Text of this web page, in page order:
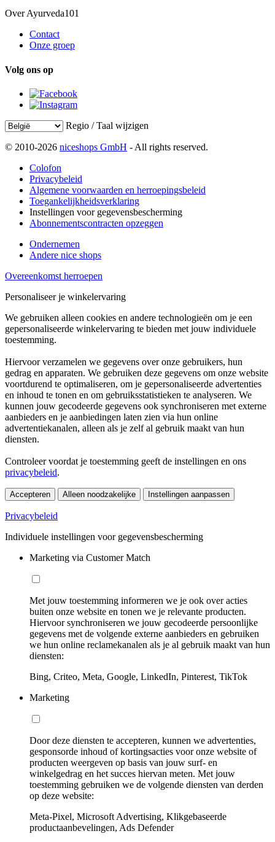
Over Ayurveda101
Contact
Onze groep
Volg ons op
Regio / Taal wijzigen
© 2010-2026 niceshops GmbH - All rights reserved.
Colofon
Privacybeleid
Algemene voorwaarden en herroepingsbeleid
Toegankelijkheidsverklaring
Instellingen voor gegevensbescherming
Abonnementscontracten opzeggen
Ondernemen
Andere nice shops
Overeenkomst herroepen
Personaliseer je winkelervaring
We gebruiken alleen cookies en andere technologieën om je een
gepersonaliseerde winkelervaring te bieden met jouw individuele
toestemming.
Hiervoor verzamelen we gegevens over onze gebruikers, hun
gedrag en apparaten. We gebruiken deze gegevens om onze website
voortdurend te optimaliseren, om je gepersonaliseerde advertenties
en inhoud te tonen en om gebruiksstatistieken te analyseren. We
kunnen jouw gecodeerde gegevens ook synchroniseren met externe
aanbieders en je aanbiedingen laten zien via hun online
advertentiekanalen, alleen als je zelf al gebruik maakt van hun
diensten.
Controleer voordat je toestemming geeft de instellingen en ons
privacybeleid.
Accepteren Alleen noodzakelijke Instellingen aanpassen
Privacybeleid
Individuele instellingen voor gegevensbescherming
Marketing via Customer Match
Met jouw toestemming informeren we je ook over acties
buiten onze website en tonen we je relevante producten.
Hiervoor synchroniseren we jouw gecodeerde persoonlijke
gegevens met de volgende externe aanbieders en gebruiken
we hun online reclamekanalen als je al gebruik maakt van hun
diensten:
Bing, Criteo, Meta, Google, LinkedIn, Pinterest, TikTok
Marketing
Door deze diensten te accepteren, kunnen we advertenties,
gesponsorde inhoud of kortingsacties voor onze website of
producten weergeven op basis van jouw surf- en
winkelgedrag en het succes hiervan meten. Met jouw
toestemming gebruiken we de volgende diensten van derden
op deze website:
Meta-Pixel, Microsoft Advertising, Klikgebaseerde
productaanbevelingen, Ads Defender